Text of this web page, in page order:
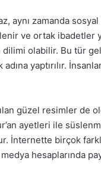
aynı zamanda
ve ortak ibadetler
dilimi olabilir. Bu tür
yaptırılır.
güzel resimler de
ayetleri ile
İnternette birçok
hesaplarında